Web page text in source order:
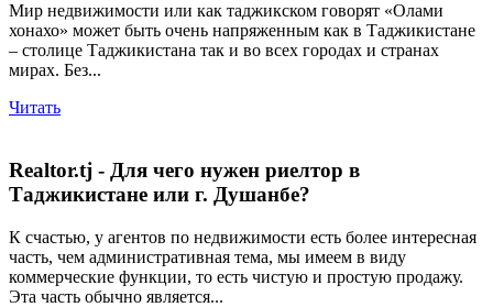
Мир недвижимости или как таджикском говорят «Олами
хонахо» может быть очень напряженным как в Таджикистане
– столице Таджикистана так и во всех городах и странах
мирах. Без...
Читать
Realtor.tj - Для чего нужен риелтор в
Таджикистане или г. Душанбе?
К счастью, у агентов по недвижимости есть более интересная
часть, чем административная тема, мы имеем в виду
коммерческие функции, то есть чистую и простую продажу.
Эта часть обычно является...